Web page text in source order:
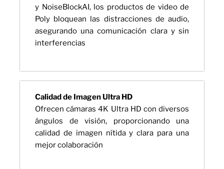
y NoiseBlockAI, los productos de video de
Poly bloquean las distracciones de audio,
asegurando una comunicación clara y sin
interferencias
Calidad de Imagen Ultra HD
Ofrecen cámaras 4K Ultra HD con diversos
ángulos de visión, proporcionando una
calidad de imagen nítida y clara para una
mejor colaboración